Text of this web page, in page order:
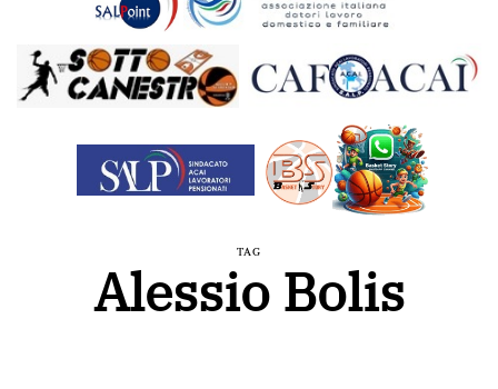
TAG
Alessio Bolis